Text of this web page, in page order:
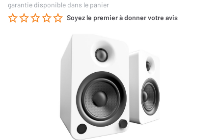
garantie disponible dans le panier
Soyez le premier à donner votre avis